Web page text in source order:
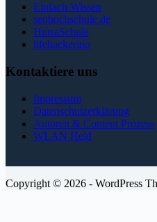
Einfach Wissen
seohochschule.de
HurraSchule
lifehackerino
Kontaktiere uns
Impressum
Datenschutzerklärung
Autoren & Content Prozess
WLAN Held
Copyright © 2026 - WordPress